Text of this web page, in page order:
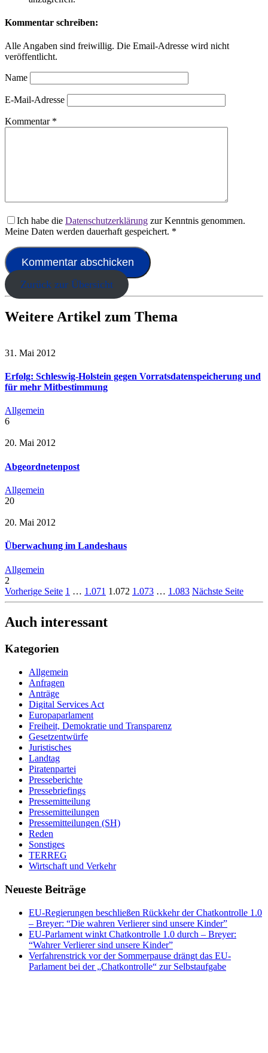
Kommentar schreiben:
Alle Angaben sind freiwillig. Die Email-Adresse wird nicht
veröffentlicht.
Name
E-Mail-Adresse
Kommentar *
Ich habe die Datenschutzerklärung zur Kenntnis genommen.
Meine Daten werden dauerhaft gespeichert. *
Zurück zur Übersicht
Weitere Artikel zum Thema
31. Mai 2012
Erfolg: Schleswig-Holstein gegen Vorratsdatenspeicherung und
für mehr Mitbestimmung
Allgemein
6
20. Mai 2012
Abgeordnetenpost
Allgemein
20
20. Mai 2012
Überwachung im Landeshaus
Allgemein
2
Vorherige Seite 1 … 1.071 1.072 1.073 … 1.083 Nächste Seite
Auch interessant
Kategorien
Allgemein
Anfragen
Anträge
Digital Services Act
Europaparlament
Freiheit, Demokratie und Transparenz
Gesetzentwürfe
Juristisches
Landtag
Piratenpartei
Presseberichte
Pressebriefings
Pressemitteilung
Pressemitteilungen
Pressemitteilungen (SH)
Reden
Sonstiges
TERREG
Wirtschaft und Verkehr
Neueste Beiträge
EU-Regierungen beschließen Rückkehr der Chatkontrolle 1.0
– Breyer: “Die wahren Verlierer sind unsere Kinder”
EU-Parlament winkt Chatkontrolle 1.0 durch – Breyer:
“Wahrer Verlierer sind unsere Kinder”
Verfahrenstrick vor der Sommerpause drängt das EU-
Parlament bei der „Chatkontrolle“ zur Selbstaufgabe